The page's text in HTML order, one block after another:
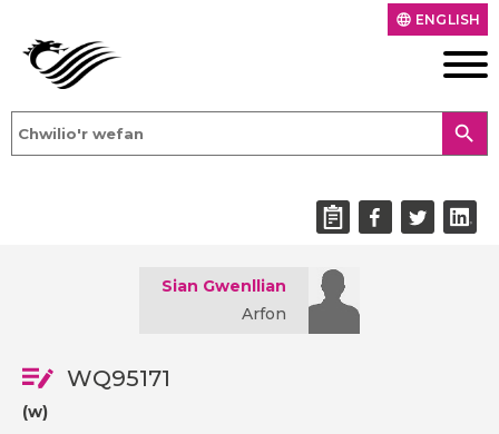
language ENGLISH
search
Sian Gwenllian
Arfon
WQ95171
(w)